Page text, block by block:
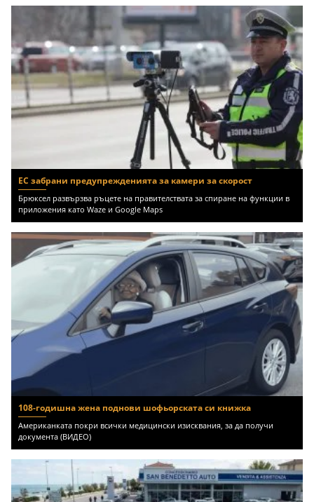
ЕС забрани предупрежденията за камери за скорост
Брюксел развързва ръцете на правителствата за спиране на функции в
приложения като Waze и Google Maps
108-годишна жена поднови шофьорската си книжка
Американката покри всички медицински изисквания, за да получи
документа (ВИДЕО)